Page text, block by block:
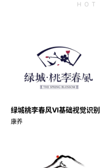
HOT
绿城桃李春风VI基础视觉识别
康养